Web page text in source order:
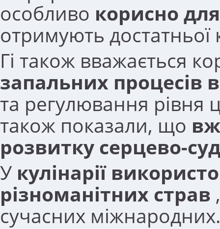
особливо корисно для
отримують достатньої
Гі також вважається
запальних процесів
та регулювання рівня
також показали, що
розвитку серцево-
У кулінарії
різноманітних страв
сучасних міжнародних.